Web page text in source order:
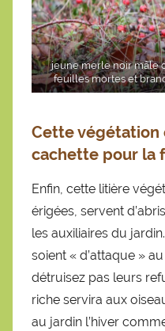
jeune merle noir mâle
feuilles mortes et
Cette végétation
cachette pour la
Enfin, cette litière
érigées, servent
les auxiliaires du
soient « d’attaque »
détruisez pas leurs
riche servira aux
au jardin l’hiver